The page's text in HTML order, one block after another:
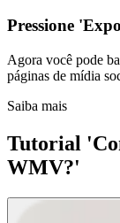
Pressione
Agora você pode
páginas de mídia
Saiba mais
Tutorial
WMV?'